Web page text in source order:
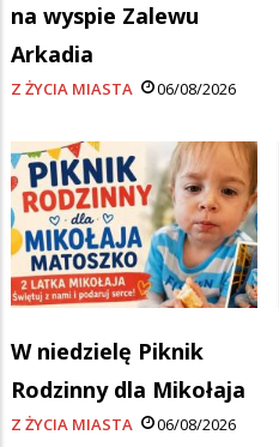
na wyspie Zalewu
Arkadia
Z ŻYCIA MIASTA 06/08/2026
W niedzielę Piknik
Rodzinny dla Mikołaja
Z ŻYCIA MIASTA 06/08/2026